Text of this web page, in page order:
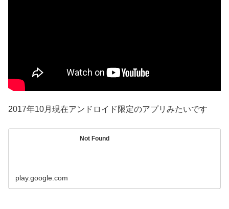
2017年10月現在アンドロイド限定のアプリみたいです
Not Found
play.google.com